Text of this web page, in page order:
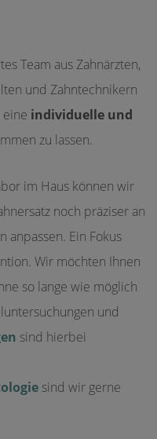
Team aus Zahnärzten,
und Zahntechnikern
individuelle und
zu lassen.
im Haus können wir
noch präziser an
anpassen. Ein Fokus
Wir möchten Ihnen
so lange wie möglich
und
sind hierbei
sind wir gerne